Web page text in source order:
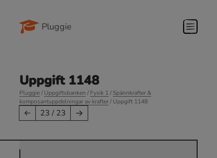
Pluggie
Uppgift 1148
Pluggie/Uppgiftsbanken /Fysik 1 /Spännkrafter &
komposantuppdelningar av krafter/ Uppgift 1148
← 23 / 23 →